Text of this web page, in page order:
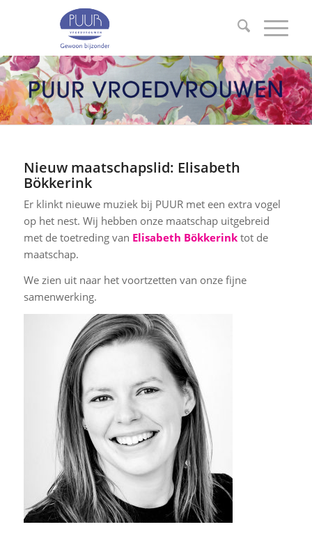
Nieuw maatschapslid: Elisabeth
Bökkerink
Er klinkt nieuwe muziek bij PUUR met een extra vogel
op het nest. Wij hebben onze maatschap uitgebreid
met de toetreding van Elisabeth Bökkerinktot de
maatschap.
We zien uit naar het voortzetten van onze fijne
samenwerking.